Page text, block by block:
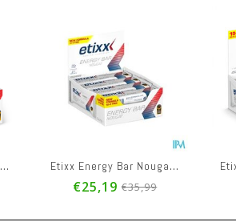
Etixx Energy Bar Nougat Banana Date 12x37g Etixx Energy Bar Nougat 12x37g
€25,19 €35,99